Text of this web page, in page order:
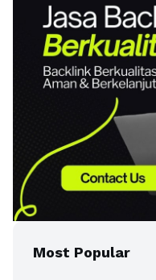
Most Popular